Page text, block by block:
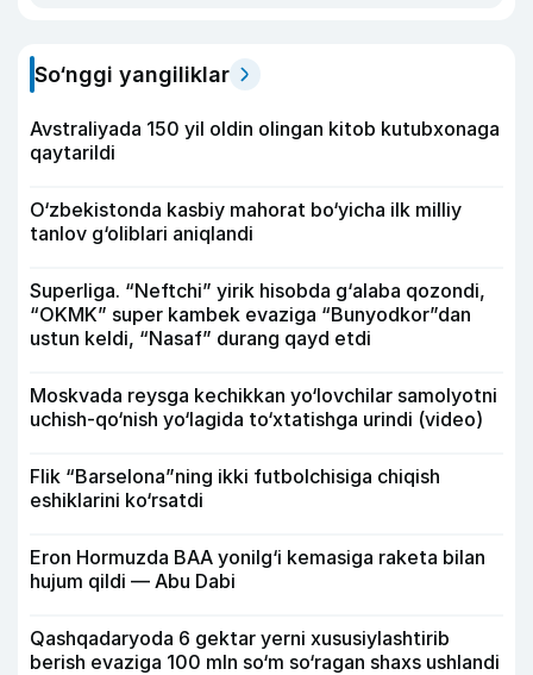
So‘nggi yangiliklar
Avstraliyada 150 yil oldin olingan kitob kutubxonaga
qaytarildi
O‘zbekistonda kasbiy mahorat bo‘yicha ilk milliy
tanlov g‘oliblari aniqlandi
Superliga. “Neftchi” yirik hisobda g‘alaba qozondi,
“OKMK” super kambek evaziga “Bunyodkor”dan
ustun keldi, “Nasaf” durang qayd etdi
Moskvada reysga kechikkan yo‘lovchilar samolyotni
uchish-qo‘nish yo‘lagida to‘xtatishga urindi (video)
Flik “Barselona”ning ikki futbolchisiga chiqish
eshiklarini ko‘rsatdi
Eron Hormuzda BAA yonilg‘i kemasiga raketa bilan
hujum qildi — Abu Dabi
Qashqadaryoda 6 gektar yerni xususiylashtirib
berish evaziga 100 mln so‘m so‘ragan shaxs ushlandi